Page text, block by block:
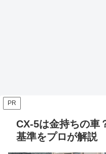
PR
CX-5は金持ちの車
基準をプロが解説